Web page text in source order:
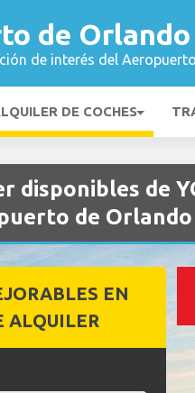
de Orlando
de interés del Aeropuerto
DE COCHES
disponibles de
de Orlando
EN
ALQUILER